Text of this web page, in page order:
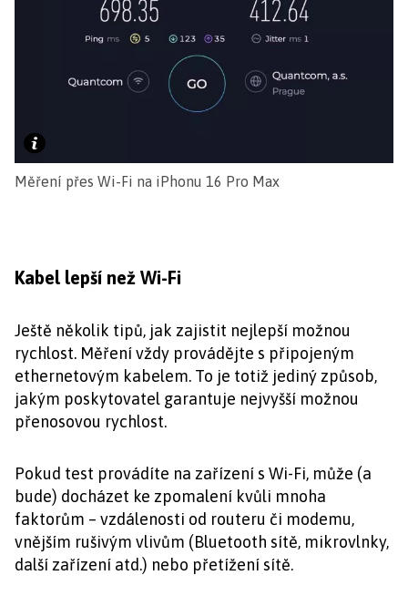
Měření přes Wi-Fi na iPhonu 16 Pro Max
Kabel lepší než Wi-Fi
Ještě několik tipů, jak zajistit nejlepší možnou
rychlost. Měření vždy provádějte s připojeným
ethernetovým kabelem. To je totiž jediný způsob,
jakým poskytovatel garantuje nejvyšší možnou
přenosovou rychlost.
Pokud test provádíte na zařízení s Wi-Fi, může (a
bude) docházet ke zpomalení kvůli mnoha
faktorům – vzdálenosti od routeru či modemu,
vnějším rušivým vlivům (Bluetooth sítě, mikrovlnky,
další zařízení atd.) nebo přetížení sítě.